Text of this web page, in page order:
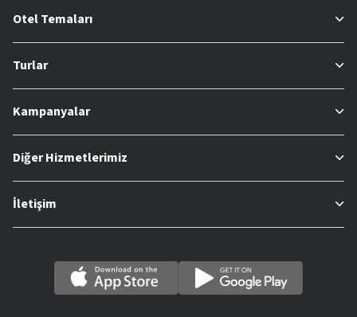
Otel Temaları
Turlar
Kampanyalar
Diğer Hizmetlerimiz
İletişim